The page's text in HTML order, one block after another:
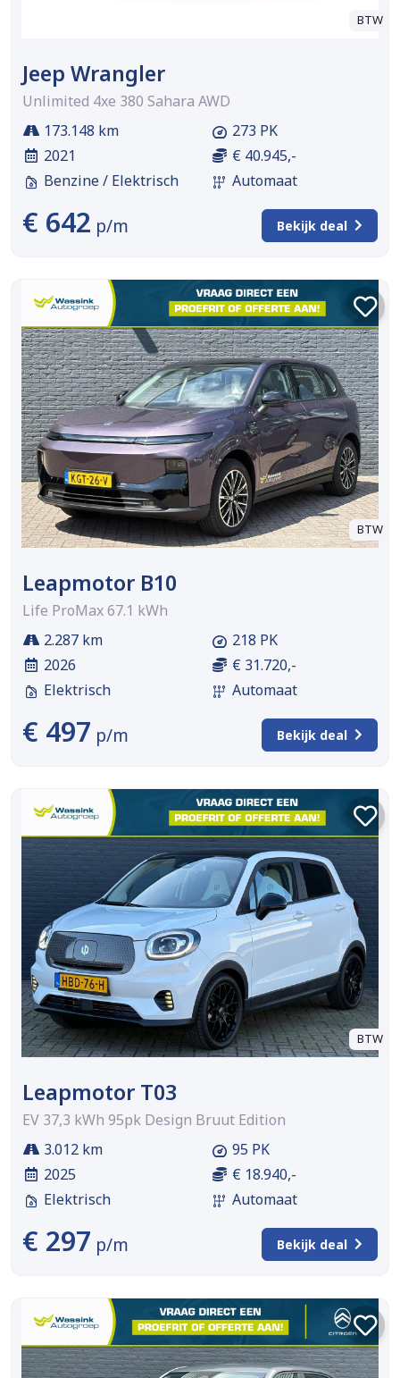
BTW
Jeep Wrangler
Unlimited 4xe 380 Sahara AWD
173.148 km
2021
Benzine / Elektrisch
273 PK
€ 40.945,-
Automaat
€ 642 p/m Bekijk deal
BTW
Leapmotor B10
Life ProMax 67.1 kWh
2.287 km
2026
Elektrisch
218 PK
€ 31.720,-
Automaat
€ 497 p/m Bekijk deal
BTW
Leapmotor T03
EV 37,3 kWh 95pk Design Bruut Edition
3.012 km
2025
Elektrisch
95 PK
€ 18.940,-
Automaat
€ 297 p/m Bekijk deal